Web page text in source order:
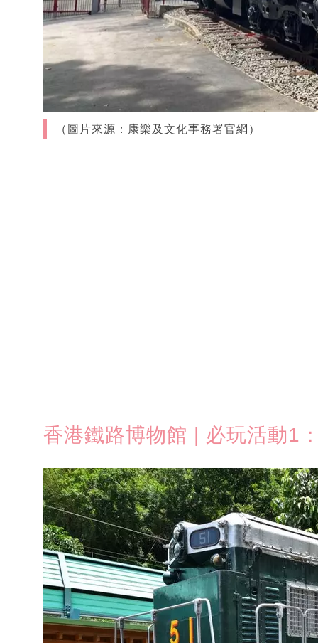
（圖片來源：康樂及文化事務署官網）
香港鐵路博物館 | 必玩活動1